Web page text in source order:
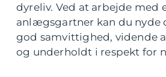
dyreliv. Ved at arbejde med
anlægsgartner kan du nyde
god samvittighed, vidende
og underholdt i respekt for